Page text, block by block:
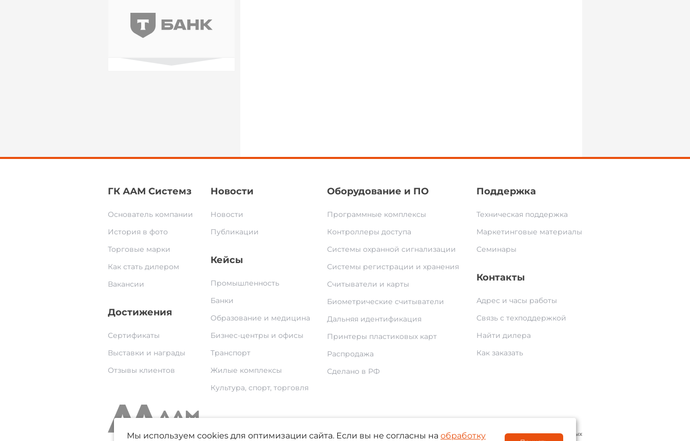
ГК ААМ Системз
Основатель компании
История в фото
Торговые марки
Как стать дилером
Вакансии
Достижения
Сертификаты
Выставки и награды
Отзывы клиентов
Новости
Новости
Публикации
Кейсы
Промышленность
Банки
Образование и медицина
Бизнес-центры и офисы
Транспорт
Жилые комплексы
Культура, спорт, торговля
Оборудование и ПО
Программные комплексы
Контроллеры доступа
Системы охранной сигнализации
Системы регистрации и хранения
Считыватели и карты
Биометрические считыватели
Дальняя идентификация
Принтеры пластиковых карт
Распродажа
Сделано в РФ
Поддержка
Техническая поддержка
Маркетинговые материалы
Семинары
Контакты
Адрес и часы работы
Связь с техподдержкой
Найти дилера
Как заказать
Политика обработки персональных данных
Мы используем cookies для оптимизации сайта. Если вы не согласны на обработку